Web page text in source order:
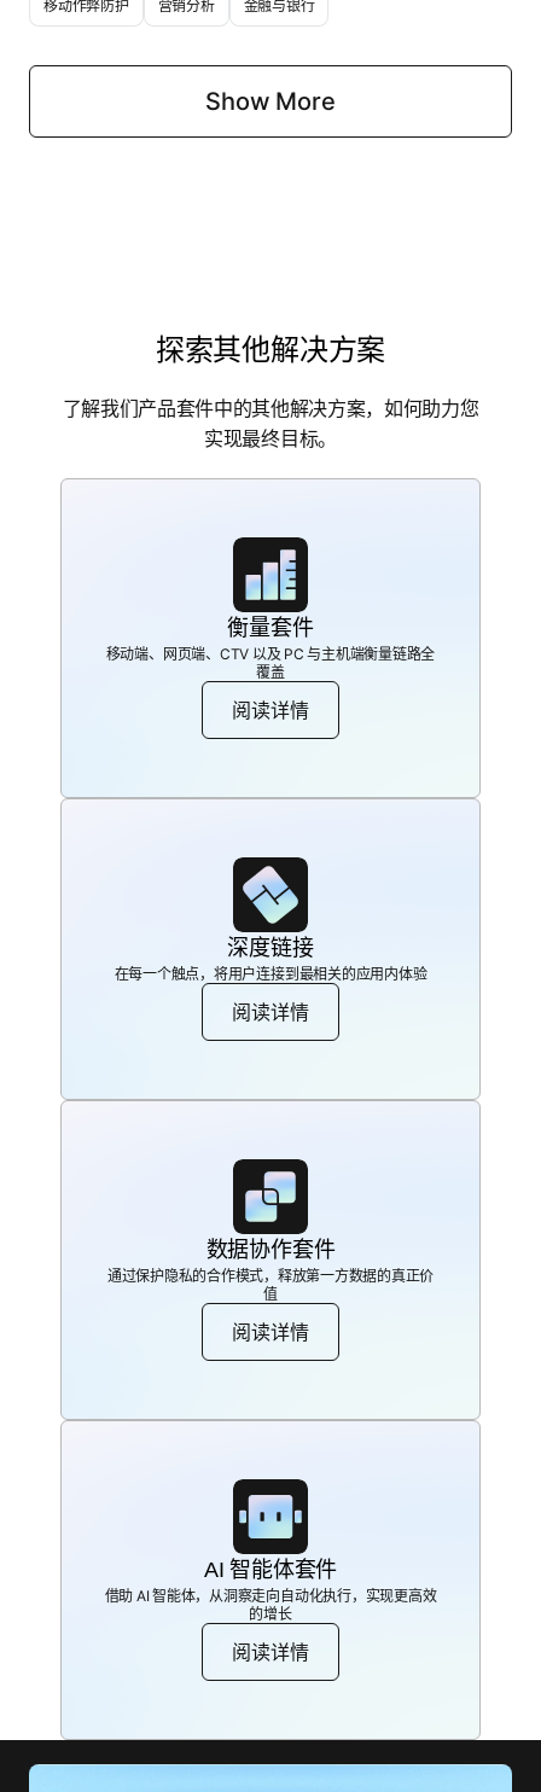
移动作弊防护 营销分析 金融与银行
探索其他解决方案
了解我们产品套件中的其他解决方案，如何助力您
实现最终目标。
衡量套件
移动端、网页端、CTV 以及 PC 与主机端衡量链路全
覆盖
阅读详情
深度链接
在每一个触点，将用户连接到最相关的应用内体验
阅读详情
数据协作套件
通过保护隐私的合作模式，释放第一方数据的真正价
值
阅读详情
AI 智能体套件
借助 AI 智能体，从洞察走向自动化执行，实现更高效
的增长
阅读详情